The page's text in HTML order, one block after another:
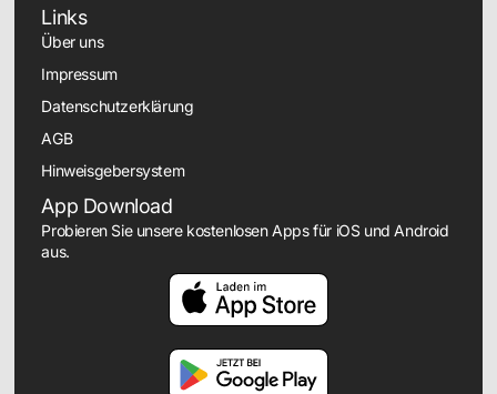
Links
Über uns
Impressum
Datenschutzerklärung
AGB
Hinweisgebersystem
App Download
Probieren Sie unsere kostenlosen Apps für iOS und Android
aus.